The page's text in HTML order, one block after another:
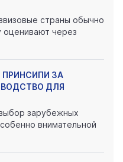
страны обычно
оценивают через
ЗА
ДЛЯ
зарубежных
внимательной